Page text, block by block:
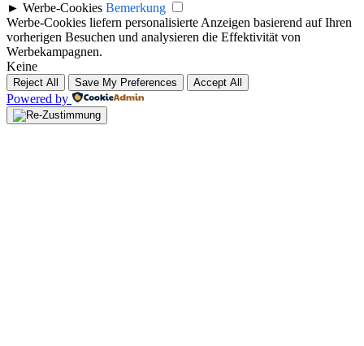
► Werbe-Cookies Bemerkung
Werbe-Cookies liefern personalisierte Anzeigen basierend auf Ihren
vorherigen Besuchen und analysieren die Effektivität von
Werbekampagnen.
Keine
Reject All Save My Preferences Accept All
Powered by